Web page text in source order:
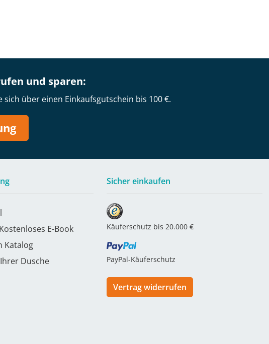
und sparen:
über einen Einkaufsgutschein bis 100 €.
E-Book
Katalog
Dusche
Sicher einkaufen
Käuferschutz bis 20.000 €
PayPal-Käuferschutz
Vertrag widerrufen